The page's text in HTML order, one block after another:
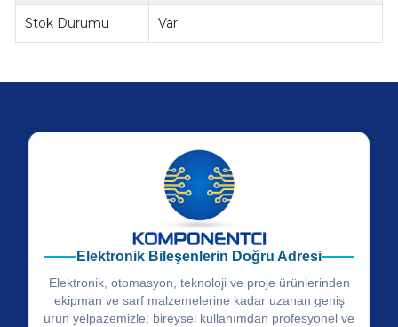
Stok Durumu Var
Elektronik Bileşenlerin Doğru Adresi
Elektronik, otomasyon, teknoloji ve proje ürünlerinden
ekipman ve sarf malzemelerine kadar uzanan geniş
ürün yelpazemizle; bireysel kullanımdan profesyonel ve